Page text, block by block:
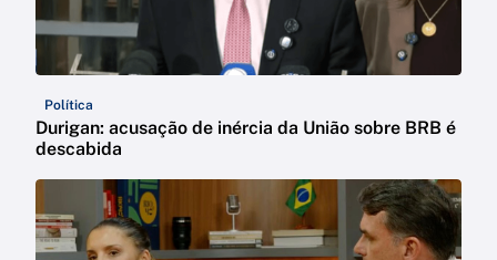
Política
Durigan: acusação de inércia da União sobre BRB é
descabida